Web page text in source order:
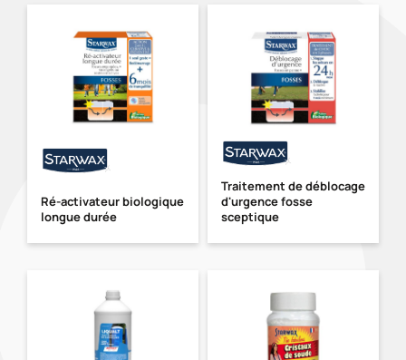
Ré-activateur biologique
longue durée
Traitement de déblocage
d'urgence fosse
sceptique